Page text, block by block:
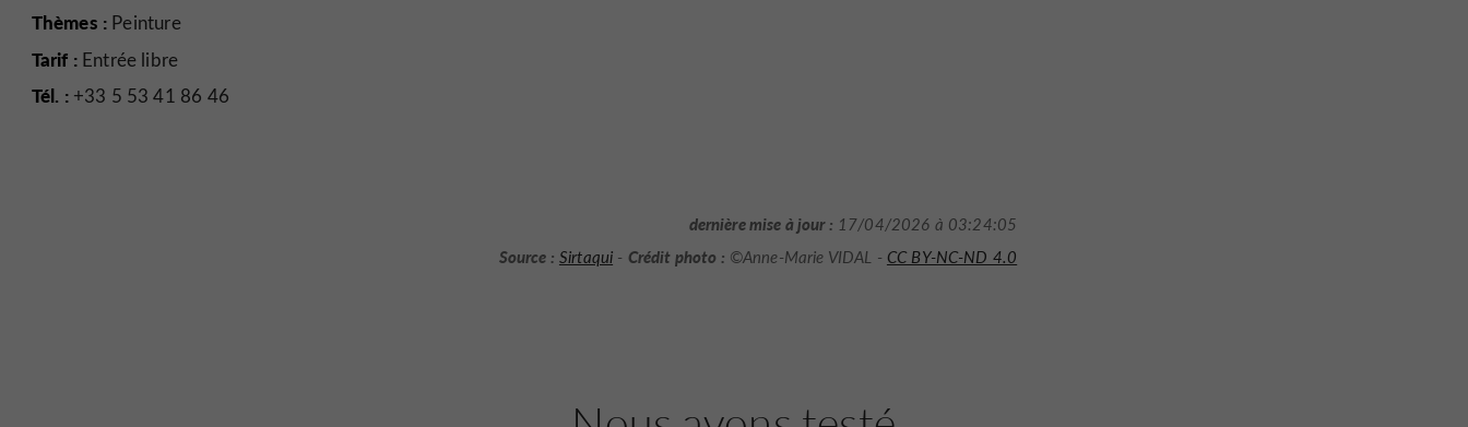
Thèmes : Peinture
Tarif :Entrée libre
Tél. :+33 5 53 41 86 46
dernière mise à jour : 17/04/2026 à 03:24:05
Source : Sirtaqui - Crédit photo : ©Anne-Marie VIDAL - CC BY-NC-ND 4.0